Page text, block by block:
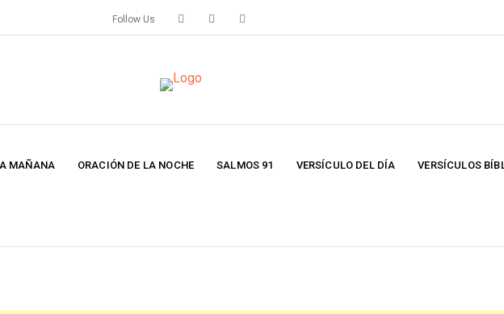
Follow Us
MAÑANA ORACIÓN DE LA NOCHE SALMOS 91 VERSÍCULO DEL DÍA VERSÍCULOS